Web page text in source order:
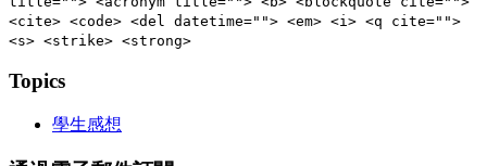
<cite> <code> <del datetime=""> <em> <i> <q cite="">
<s> <strike> <strong>
Topics
學生感想